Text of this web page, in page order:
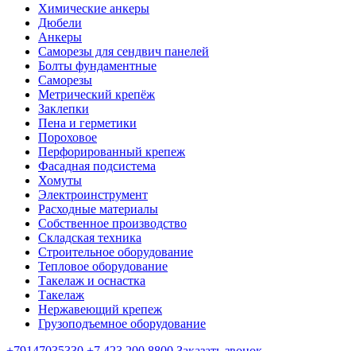
Химические анкеры
Дюбели
Анкеры
Саморезы для сендвич панелей
Болты фундаментные
Саморезы
Метрический крепёж
Заклепки
Пена и герметики
Пороховое
Перфорированный крепеж
Фасадная подсистема
Хомуты
Электроинструмент
Расходные материалы
Собственное производство
Складская техника
Строительное оборудование
Тепловое оборудование
Такелаж и оснастка
Такелаж
Нержавеющий крепеж
Грузоподъемное оборудование